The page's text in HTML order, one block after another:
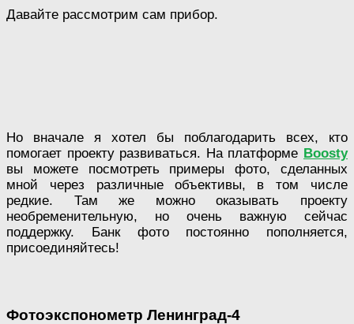
Давайте рассмотрим сам прибор.
Но вначале я хотел бы поблагодарить всех, кто
помогает проекту развиваться. На платформе Boosty
вы можете посмотреть примеры фото, сделанных
мной через различные объективы, в том числе
редкие. Там же можно оказывать проекту
необременительную, но очень важную сейчас
поддержку. Банк фото постоянно пополняется,
присоединяйтесь!
Фотоэкспонометр Ленинград-4